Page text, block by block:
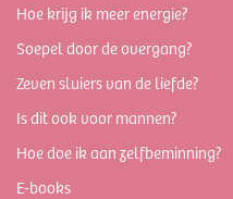
Hoe krijg ik meer energie?
Soepel door de overgang?
Zeven sluiers van de liefde?
Is dit ook voor mannen?
Hoe doe ik aan zelfbeminning?
E-books